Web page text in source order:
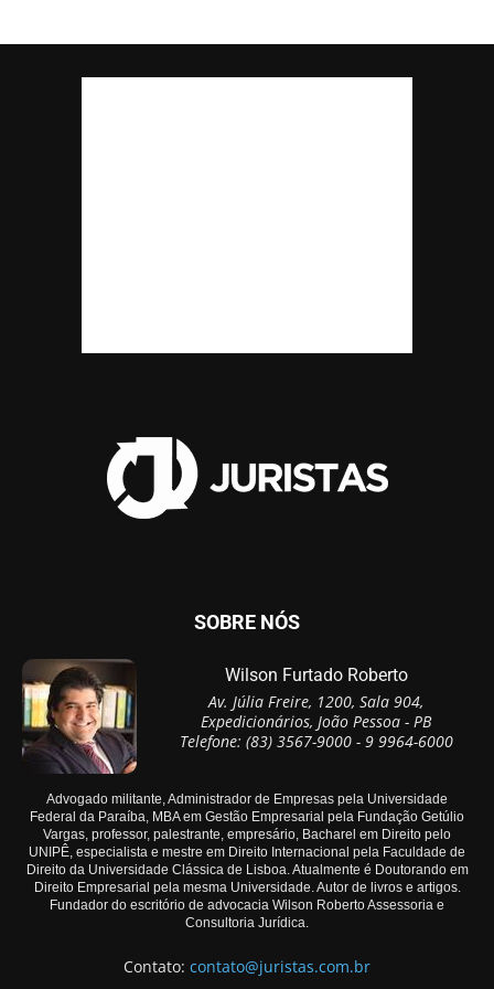
SOBRE NÓS
Wilson Furtado Roberto
Av. Júlia Freire, 1200, Sala 904,
Expedicionários, João Pessoa - PB
Telefone: (83) 3567-9000 - 9 9964-6000
Advogado militante, Administrador de Empresas pela Universidade
Federal da Paraíba, MBA em Gestão Empresarial pela Fundação Getúlio
Vargas, professor, palestrante, empresário, Bacharel em Direito pelo
UNIPÊ, especialista e mestre em Direito Internacional pela Faculdade de
Direito da Universidade Clássica de Lisboa. Atualmente é Doutorando em
Direito Empresarial pela mesma Universidade. Autor de livros e artigos.
Fundador do escritório de advocacia Wilson Roberto Assessoria e
Consultoria Jurídica.
Contato: contato@juristas.com.br